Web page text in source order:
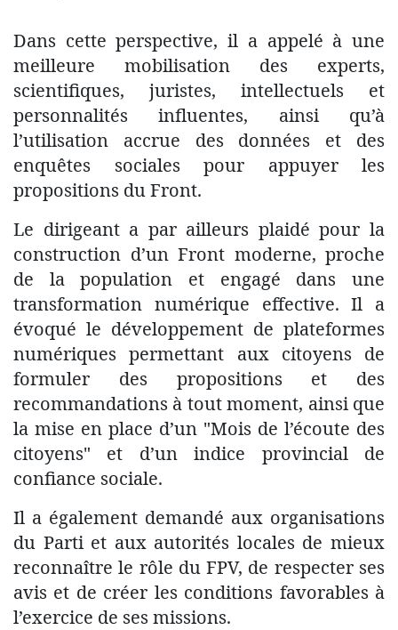
Dans cette perspective, il a appelé à une
meilleure mobilisation des experts,
scientifiques, juristes, intellectuels et
personnalités influentes, ainsi qu’à
l’utilisation accrue des données et des
enquêtes sociales pour appuyer les
propositions du Front.
Le dirigeant a par ailleurs plaidé pour la
construction d’un Front moderne, proche
de la population et engagé dans une
transformation numérique effective. Il a
évoqué le développement de plateformes
numériques permettant aux citoyens de
formuler des propositions et des
recommandations à tout moment, ainsi que
la mise en place d’un "Mois de l’écoute des
citoyens" et d’un indice provincial de
confiance sociale.
Il a également demandé aux organisations
du Parti et aux autorités locales de mieux
reconnaître le rôle du FPV, de respecter ses
avis et de créer les conditions favorables à
l’exercice de ses missions.